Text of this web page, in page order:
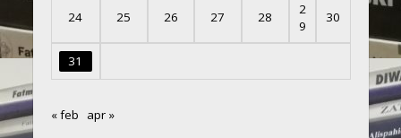
24 25 26 27 28
2
9
30
31
« feb apr »